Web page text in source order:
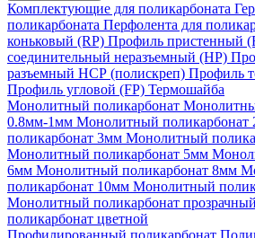
Комплектующие для поликарбоната
поликарбоната Перфолента для
коньковый (RP) Профиль пристенный
соединительный неразъемный (НР)
разъемный НСР (полискреп) Профиль
Профиль угловой (FP) Термошайба
Монолитный поликарбонат
0.8мм-1мм Монолитный поликарбонат
поликарбонат 3мм Монолитный
Монолитный поликарбонат 5мм
6мм Монолитный поликарбонат 8мм
поликарбонат 10мм Монолитный
Монолитный поликарбонат прозрачный
поликарбонат цветной
Профилированный поликарбонат